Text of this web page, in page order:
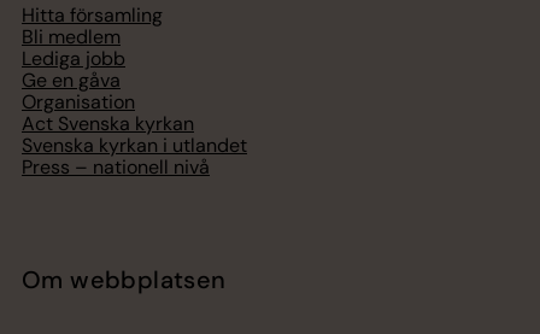
Hitta församling
Bli medlem
Lediga jobb
Ge en gåva
Organisation
Act Svenska kyrkan
Svenska kyrkan i utlandet
Press – nationell nivå
Om webbplatsen